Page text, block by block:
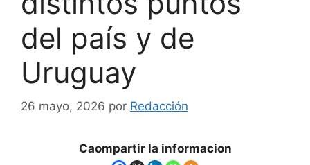
del país y de
Uruguay
26 mayo, 2026 por Redacción
Caompartir la informacion